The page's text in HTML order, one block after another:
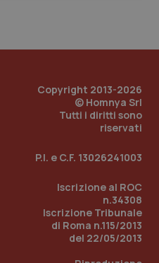
Copyright 2013-2026
© Homnya Srl
Tutti i diritti sono
riservati
P.I. e C.F. 13026241003
Iscrizione al ROC
n.34308
Iscrizione Tribunale
di Roma n.115/2013
del 22/05/2013
.quotidianosanita.it
1